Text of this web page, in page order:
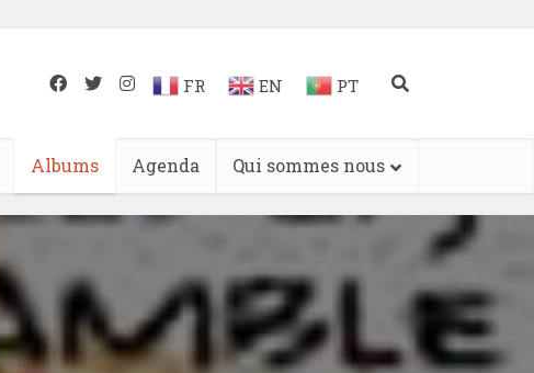
FR EN PT
Albums Agenda Qui sommes nous